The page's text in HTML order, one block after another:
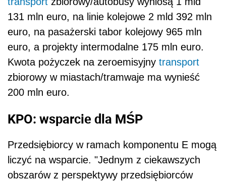
131 mln euro, na linie kolejowe 2 mld 392 mln
euro, na pasażerski tabor kolejowy 965 mln
euro, a projekty intermodalne 175 mln euro.
Kwota pożyczek na zeroemisyjny transport
zbiorowy w miastach/tramwaje ma wynieść
200 mln euro.
KPO: wsparcie dla MŚP
Przedsiębiorcy w ramach komponentu E mogą
liczyć na wsparcie. "Jednym z ciekawszych
obszarów z perspektywy przedsiębiorców